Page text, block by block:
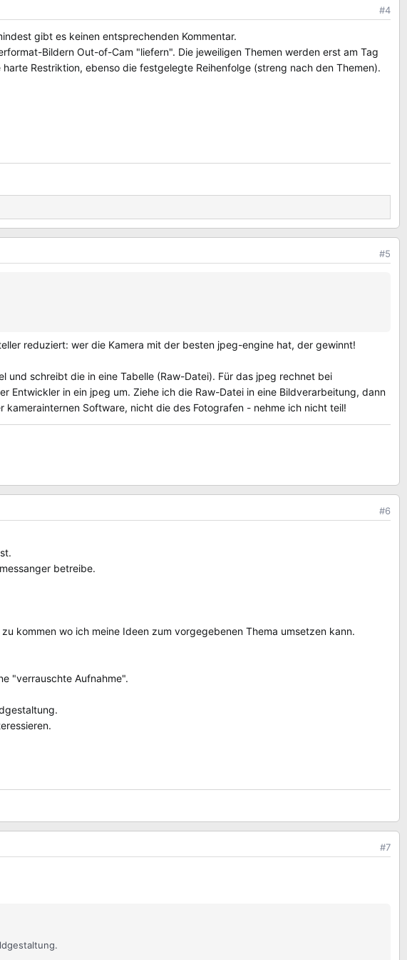
#4
gibt es keinen entsprechenden Kommentar.
Bildern Out-of-Cam "liefern". Die jeweiligen Themen werden erst am Tag
Restriktion, ebenso die festgelegte Reihenfolge (streng nach den Themen).
#5
reduziert: wer die Kamera mit der besten jpeg-engine hat, der gewinnt!
schreibt die in eine Tabelle (Raw-Datei). Für das jpeg rechnet bei
Entwickler in ein jpeg um. Ziehe ich die Raw-Datei in eine Bildverarbeitung, dann
Software, nicht die des Fotografen - nehme ich nicht teil!
#6
betreibe.
kommen wo ich meine Ideen zum vorgegebenen Thema umsetzen kann.
"verrauschte Aufnahme".
#7